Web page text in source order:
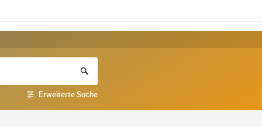
Erweiterte Suche